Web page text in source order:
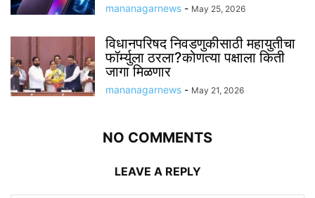
mananagarnews - May 25, 2026
विधानपरिषद निवडणुकीसाठी महायुतीचा
फॉर्म्युला ठरला?कोणत्या पक्षाला किती
जागा मिळणार
mananagarnews - May 21, 2026
NO COMMENTS
LEAVE A REPLY